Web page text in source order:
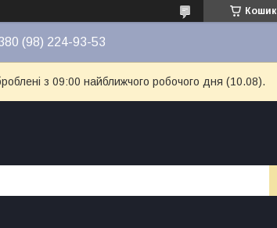
Кошик
(98) 224-93-53
з 09:00 найближчого робочого дня (10.08).